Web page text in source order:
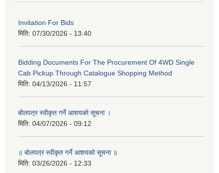
Invitation For Bids
मिति: 07/30/2026 - 13:40
Bidding Documents For The Procurement Of 4WD Single
Cab Pickup Through Catalogue Shopping Method
मिति: 04/13/2026 - 11:57
बोलपत्र स्वीकृत गर्ने आशयको सूचना ।
मिति: 04/07/2026 - 09:12
॥ बोलपत्र स्वीकृत गर्ने आशयको सूचना ॥
मिति: 03/26/2026 - 12:33